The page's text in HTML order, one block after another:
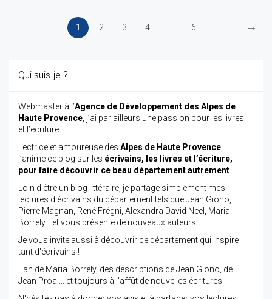
1 2 3 4 6 →
Qui suis-je ?
Webmaster à l’Agence de Développement des Alpes de
Haute Provence , j’ai par ailleurs une passion pour les livres
et l’écriture.
Lectrice et amoureuse des Alpes de Haute Provence
j’anime ce blog sur les écrivains, les livres et l’écriture,
pour faire découvrir ce beau département autrement
Loin d'être un blog littéraire, je partage simplement mes
lectures d'écrivains du département tels que Jean Giono,
Pierre Magnan, René Frégni, Alexandra David Neel, Maria
Borrely... et vous présente de nouveaux auteurs.
Je vous invite aussi à découvrir ce département qui inspire
tant d'écrivains !
Fan de Maria Borrely, des descriptions de Jean Giono, de
Jean Proal... et toujours à l'affût de nouvelles écritures !